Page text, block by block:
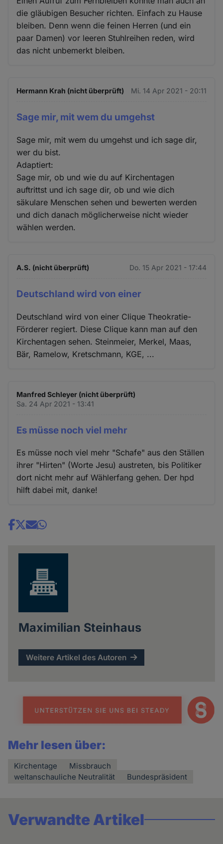
die gläubigen Besucher richten. Einfach zu Hause
bleiben. Denn wenn die feinen Herren (und ein
paar Damen) vor leeren Stuhlreihen reden, wird
das nicht unbemerkt bleiben.
Hermann Krah (nicht überprüft) Mi. 14 Apr 2021 - 20:11
Sage mir, mit wem du umgehst
Sage mir, mit wem du umgehst und ich sage dir,
wer du bist.
Adaptiert:
Sage mir, ob und wie du auf Kirchentagen
auftrittst und ich sage dir, ob und wie dich
säkulare Menschen sehen und bewerten werden
und dich danach möglicherweise nicht wieder
wählen werden.
A.S. (nicht überprüft) Do. 15 Apr 2021 - 17:44
Deutschland wird von einer
Deutschland wird von einer Clique Theokratie-
Förderer regiert. Diese Clique kann man auf den
Kirchentagen sehen. Steinmeier, Merkel, Maas,
Bär, Ramelow, Kretschmann, KGE, ...
Manfred Schleyer (nicht überprüft)
Sa. 24 Apr 2021 - 13:41
Es müsse noch viel mehr
Es müsse noch viel mehr "Schafe" aus den Ställen
ihrer "Hirten" (Worte Jesu) austreten, bis Politiker
dort nicht mehr auf Wählerfang gehen. Der hpd
hilft dabei mit, danke!
Share
Maximilian Steinhaus
Weitere Artikel des Autoren
Mehr lesen über:
Kirchentage
Missbrauch
weltanschauliche Neutralität
Bundespräsident
Verwandte Artikel